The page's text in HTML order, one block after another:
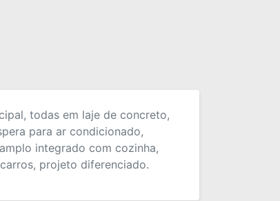
todas em laje de concreto,
para ar condicionado,
integrado com cozinha,
projeto diferenciado.